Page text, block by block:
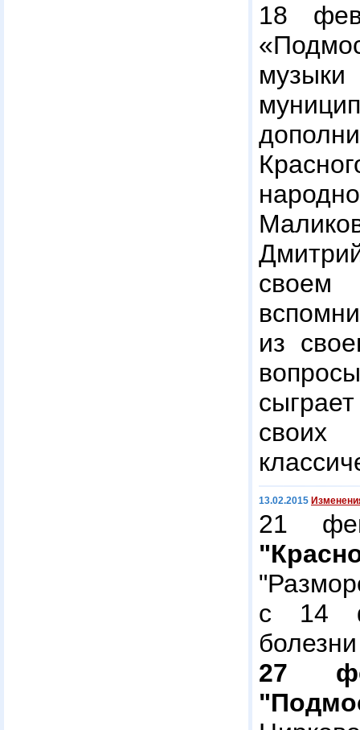
18
из
13.02.2015
21
с 14
27